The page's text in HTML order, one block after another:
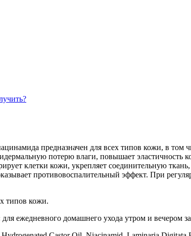
предназначен для всех типов кожи, в том
потерю влаги, повышает
клетки кожи, укрепляет соединительную
противовоспалительный эффект. При
типов кожи.
для ежедневного домашнего ухода утром и вечером